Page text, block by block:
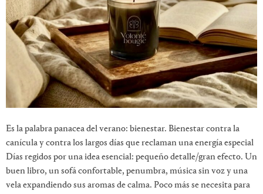
Es la palabra panacea del verano: bienestar. Bienestar contra la
canícula y contra los largos días que reclaman una energía especial
Días regidos por una idea esencial: pequeño detalle/gran efecto. Un
buen libro, un sofá confortable, penumbra, música sin voz y una
vela expandiendo sus aromas de calma. Poco más se necesita para